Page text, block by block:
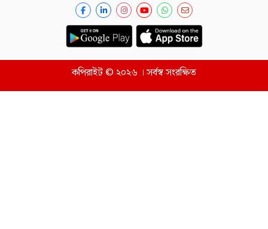
কপিরাইট © ২০২৬ । সর্বস্ব সংরক্ষিত